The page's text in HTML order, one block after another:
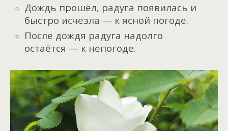
Дождь прошёл, радуга появилась и
быстро исчезла — к ясной погоде.
После дождя радуга надолго
остаётся — к непогоде.